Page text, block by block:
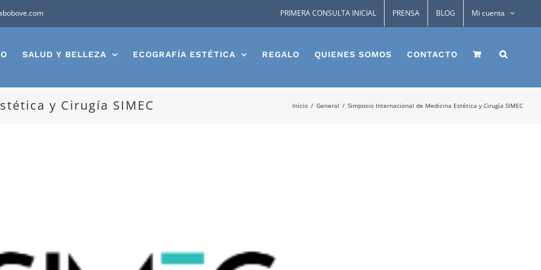
PRIMERA CONSULTA INICIAL PRENSA BLOG Mi cuenta
SALUD Y BELLEZA ECOGRAFÍA ESTÉTICA REGALO QUIENES SOMOS CONTACTO
y Cirugía SIMEC Inicio General Simposio Internacional de Medicina Estética y Cirugía SIMEC